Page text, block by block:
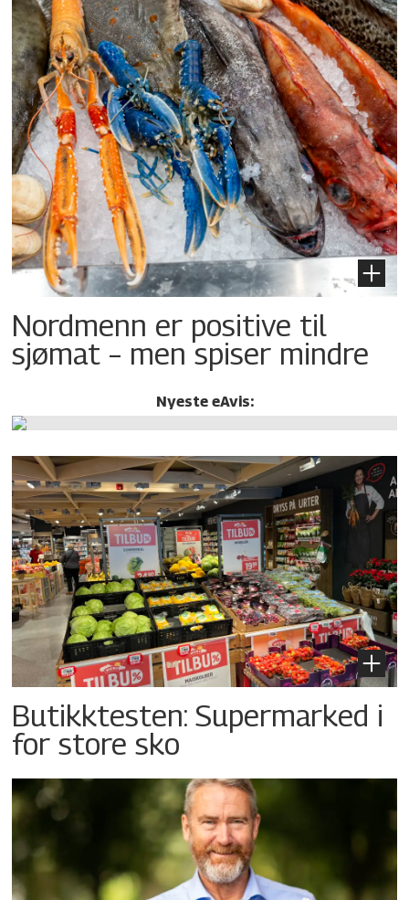
Nordmenn er positive til
sjømat – men spiser mindre
Nyeste eAvis:
Butikktesten: Supermarked i
for store sko